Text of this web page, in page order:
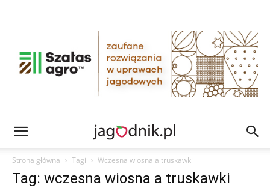
Strona główna Tagi Wczesna wiosna a truskawki
Tag: wczesna wiosna a truskawki